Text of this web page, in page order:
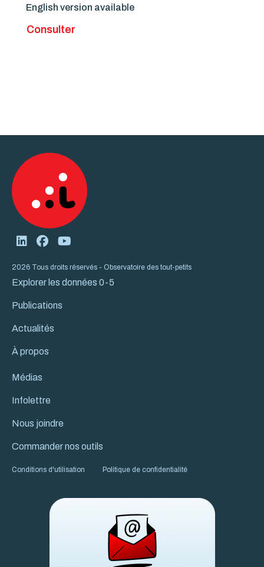
English version available
Consulter
2026 Tous droits réservés - Observatoire des tout-petits
Explorer les données 0-5
Publications
Actualités
À propos
Médias
Infolettre
Nous joindre
Commander nos outils
Conditions d'utilisation Politique de confidentialité